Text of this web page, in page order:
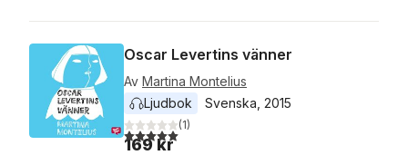
Oscar Levertins vänner
Av Martina Montelius
Ljudbok
Svenska 2015
5,0utav 5 stjärnor. Totalt antal röster:
(1)
169 kr